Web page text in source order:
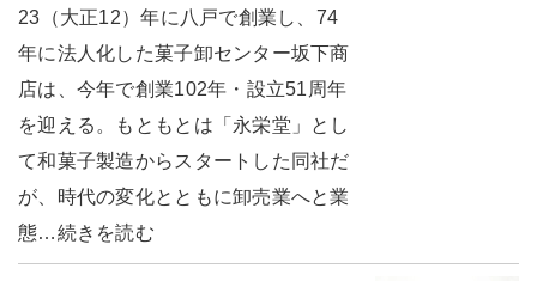
23（大正12）年に八戸で創業し、74
年に法人化した菓子卸センター坂下商
店は、今年で創業102年・設立51周年
を迎える。もともとは「永栄堂」とし
て和菓子製造からスタートした同社だ
が、時代の変化とともに卸売業へと業
態…続きを読む